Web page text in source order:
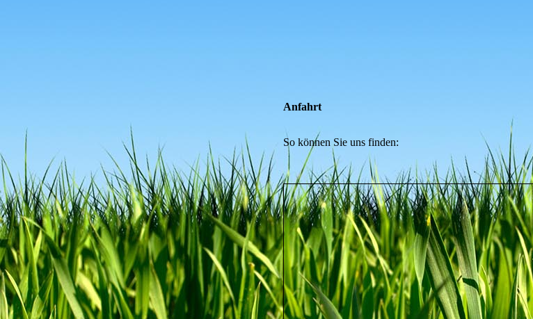
Anfahrt
So können Sie uns finden: